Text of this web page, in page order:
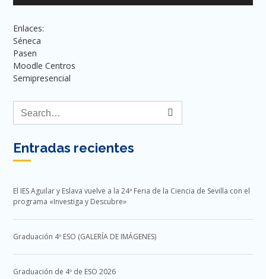
Enlaces:
Séneca
Pasen
Moodle Centros
Semipresencial
Entradas recientes
El IES Aguilar y Eslava vuelve a la 24ª Feria de la Ciencia de Sevilla con el
programa «Investiga y Descubre»
Graduación 4º ESO (GALERÍA DE IMÁGENES)
Graduación de 4º de ESO 2026